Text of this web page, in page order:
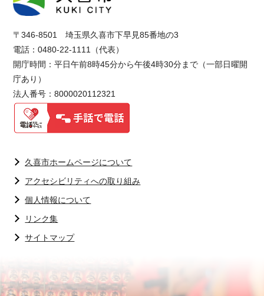
〒346-8501 埼玉県久喜市下早見85番地の3
電話：0480-22-1111（代表）
開庁時間：平日午前8時45分から午後4時30分まで（一部日曜開
庁あり）
法人番号：8000020112321
久喜市ホームページについて
アクセシビリティへの取り組み
個人情報について
リンク集
サイトマップ